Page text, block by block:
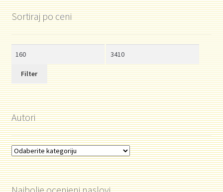
Sortiraj po ceni
Minimalna
cena
Maksimalna
cena
Filter
Autori